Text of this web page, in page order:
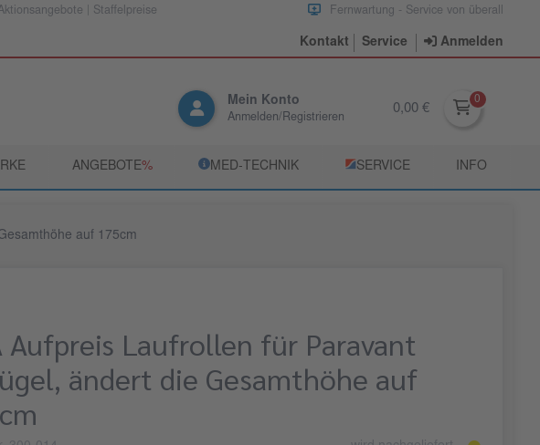
| Staffelpreise Fernwartung - Service von überall
Kontakt Service Anmelden
Mein Konto
Anmelden/Registrieren
0,00 €
ANGEBOTE­% ­MED‑TECHNIK ­SERVICE INFO
auf 175cm
Aufpreis Laufrollen für Paravant
ändert die Gesamthöhe auf